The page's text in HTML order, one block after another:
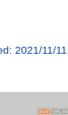
2021/11/